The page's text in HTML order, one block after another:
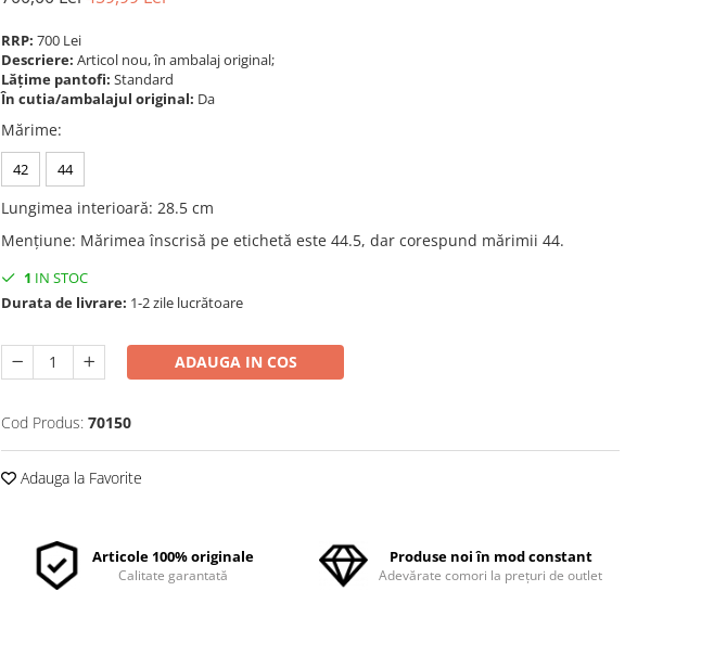
RRP: 700 Lei
Descriere: Articol nou, în ambalaj original;
Lățime pantofi: Standard
În cutia/ambalajul original: Da
Mărime:
42 44
Lungimea interioară: 28.5 cm
Mențiune: Mărimea înscrisă pe etichetă este 44.5, dar corespund mărimii 44.
1 IN STOC
Durata de livrare: 1-2 zile lucrătoare
ADAUGA IN COS
Cod Produs: 70150
Adauga la Favorite
Articole 100% originale
Calitate garantată
Produse noi în mod constant
Adevărate comori la prețuri de outlet